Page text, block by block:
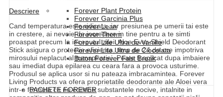
Forever Plant Protein
Forever Garcinia Plus
Forever Lean
Forever Therm
Forever Lite Ultra de Vanilie
Forever Lite Ultra de Ciocolata
Baton Forever Fast Break
PACHETE FOREVER
Descriere
Cand temperatura este ridicata, iar presiunea pe umerii tai este
in crestere, ai nevoie de incredere in tine pentru a te simti
proaspat precum la inceputul zilei. Aloe Ever-Shield Deodorant
Stick asigura o protectie eficienta, timp de 24 de ore impotriva
mirosului neplacut al transpiratiei. Poate fi aplicat dupa imbaiere
sau imediat dupa epilarea cu ceara fara a provoca usturime.
Produsul se aplica usor si nu pateaza imbracamintea. Forever
Living Products va ofera proprietatile deodorante ale Aloei vera
intr-o formula ce nu contine substantele nocive, intalnite in